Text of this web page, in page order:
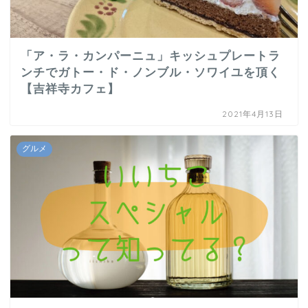
「ア・ラ・カンパーニュ」キッシュプレートラ
ンチでガトー・ド・ノンブル・ソワイユを頂く
【吉祥寺カフェ】
2021年4月13日
グルメ